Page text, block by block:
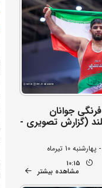
جوانان
(گزارش تصویری -
10:15
مشاهده بیشتر